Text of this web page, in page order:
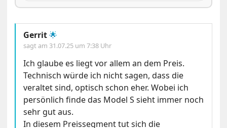
Gerrit🌟
sagt am 31.07.25 um 7:38 Uhr
Ich glaube es liegt vor allem an dem Preis.
Technisch würde ich nicht sagen, dass die
veraltet sind, optisch schon eher. Wobei ich
persönlich finde das Model S sieht immer noch
sehr gut aus.
In diesem Preissegment tut sich die